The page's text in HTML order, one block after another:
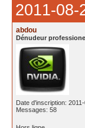
2011-08-
abdou
Dénudeur
Date d'inscription:
Messages: 58